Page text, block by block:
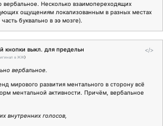
вербальное. Несколько взаимопереходящих
ощущениям локализованным в разных местах
буквально в ээ мозге).
</>
кнопки выкл. для предельн
в ЖЖ)
вербальное.
мирового развития ментального в сторону всё
ментальной активности. Причём, вербальное
внутренних голосов,